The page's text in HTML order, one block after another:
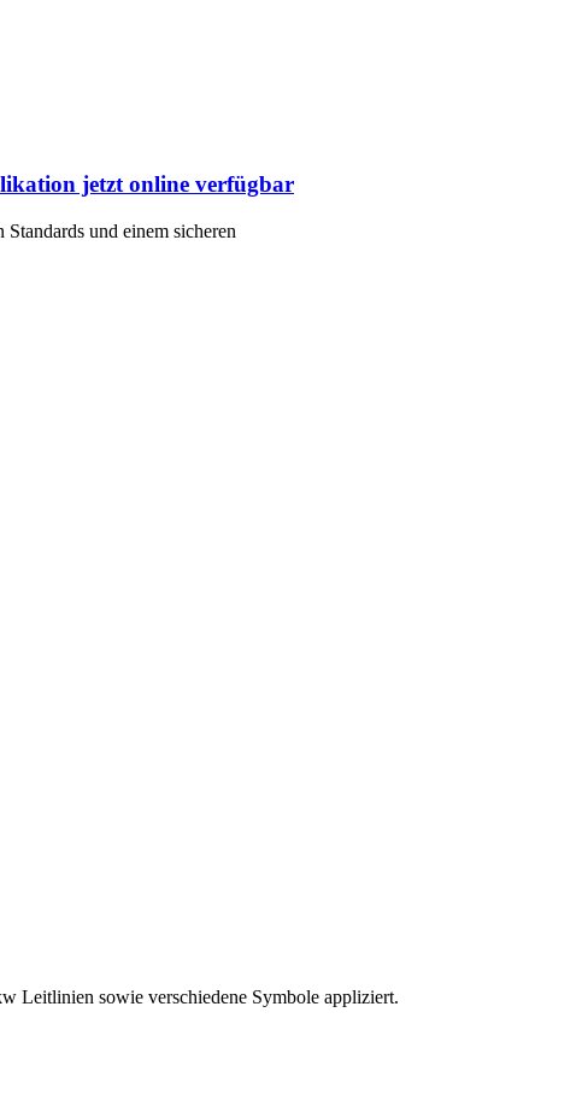
jetzt online verfügbar
und einem sicheren
Leitlinien sowie verschiedene Symbole appliziert.